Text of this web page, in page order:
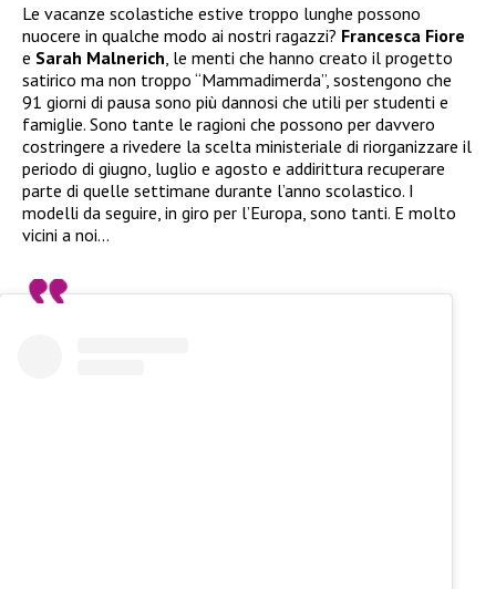
Le vacanze scolastiche estive troppo lunghe possono
nuocere in qualche modo ai nostri ragazzi? Francesca Fiore
e Sarah Malnerich , le menti che hanno creato il progetto
satirico ma non troppo “Mammadimerda”, sostengono che
91 giorni di pausa sono più dannosi che utili per studenti e
famiglie. Sono tante le ragioni che possono per davvero
costringere a rivedere la scelta ministeriale di riorganizzare il
periodo di giugno, luglio e agosto e addirittura recuperare
parte di quelle settimane durante l’anno scolastico. I
modelli da seguire, in giro per l’Europa, sono tanti. E molto
vicini a noi…